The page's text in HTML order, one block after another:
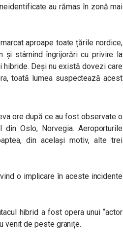
au rămas în zonă mai
aproape toate țările nordice,
și stârnind îngrijorări cu privire la
hibride. Deși nu există dovezi care
toată lumea suspectează acest
ore după ce au fost observate o
Oslo, Norvegia. Aeroporturile
din același motiv, alte trei
o implicare în aceste incidente
hibrid a fost opera unui “actor
venit de peste granițe.